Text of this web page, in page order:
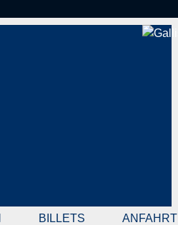
BILLETS ANFAHRT